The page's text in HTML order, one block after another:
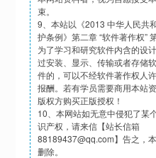
束。
9、本站以《2013 中华人民共
护条例》第二章 “软件著作权”
为了学习和研究软件内含的设
过安装、显示、传输或者存储
件的，可以不经软件著作权人
报酬。若有学员需要商用本站
版权方购买正版授权！
10、本网站如无意中侵犯了某
识产权，请来信【站长信箱
88189437@qq.com】告之，
删除。